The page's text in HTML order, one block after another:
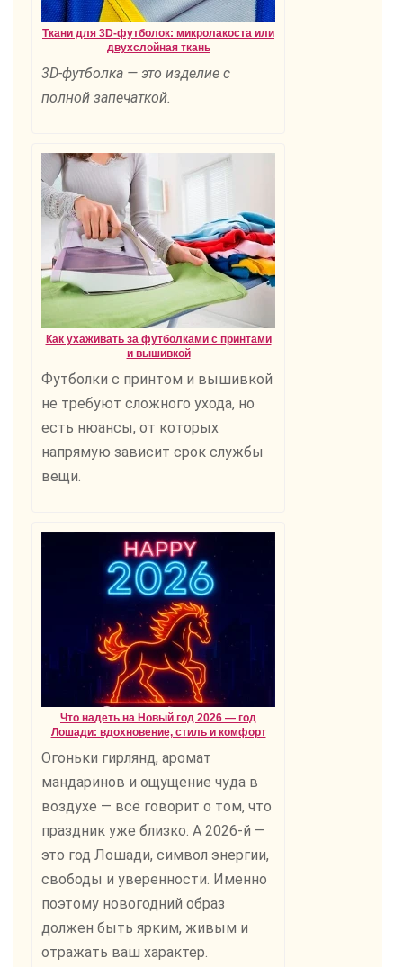
Ткани для 3D-футболок: микролакоста или
двухслойная ткань
3D-футболка — это изделие с
полной запечаткой.
Как ухаживать за футболками с принтами
и вышивкой
Футболки с принтом и вышивкой
не требуют сложного ухода, но
есть нюансы, от которых
напрямую зависит срок службы
вещи.
Что надеть на Новый год 2026 — год
Лошади: вдохновение, стиль и комфорт
Огоньки гирлянд, аромат
мандаринов и ощущение чуда в
воздухе — всё говорит о том, что
праздник уже близко. А 2026-й —
это год Лошади, символ энергии,
свободы и уверенности. Именно
поэтому новогодний образ
должен быть ярким, живым и
отражать ваш характер.